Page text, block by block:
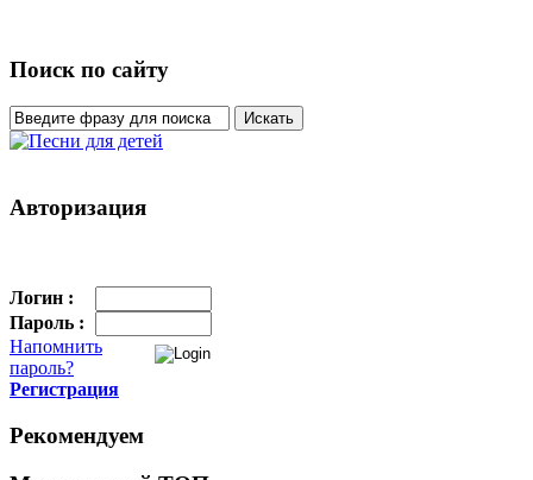
Поиск по сайту
Авторизация
Логин :
Пароль :
Напомнить
пароль?
Регистрация
Рекомендуем